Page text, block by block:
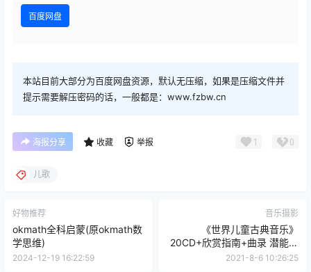
百度网盘
本站目前大部分为百度网盘资源，默认无压缩，如果是压缩文件并
提示需要解压密码的话，一般都是：www.fzbw.cn
海报分享 收藏 举报 1 0
儿歌
好物推荐
okmath全科启蒙(原okmath数
学思维)
2024-12-19 16:22:59
音乐摄影
《世界儿童古典音乐》
20CD+欣赏指南+曲录 潜能开
发早教胎教共140首
2021-8-6 10:26:25